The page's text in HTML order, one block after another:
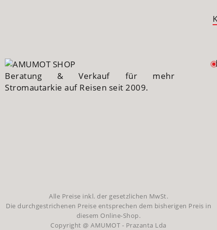
Beratung & Verkauf für mehr
Stromautarkie auf Reisen seit 2009.
Alle Preise inkl. der gesetzlichen MwSt.
Die durchgestrichenen Preise entsprechen dem bisherigen Preis in
diesem Online-Shop.
Copyright @ AMUMOT - Prazanta Lda